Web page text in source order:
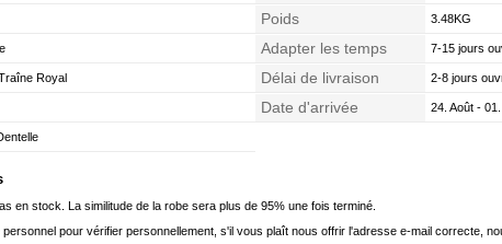
Poids 3.48KG
Adapter les temps 7-15 jours
Royal Délai de livraison 2-8 jours
Date d'arrivée 24. Août -
en stock. La similitude de la robe sera plus de 95% une fois terminé.
pour vérifier personnellement, s'il vous plaît nous offrir l'adresse e-mail correcte,